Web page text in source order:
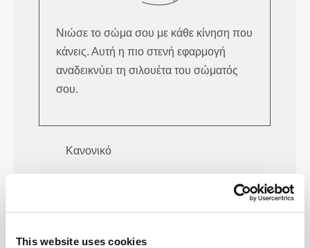
This website uses cookies
Νιώσε το σώμα σου με κάθε κίνηση που
κάνεις. Αυτή η πιο στενή εφαρμογή
αναδεικνύει τη σιλουέτα του σώματός
σου.
Κανονικό